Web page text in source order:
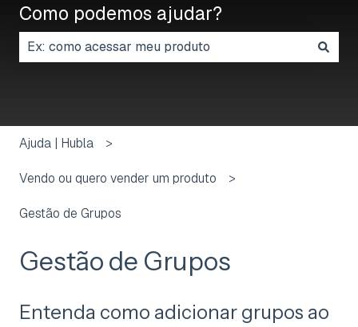
Como podemos ajudar?
Ajuda | Hubla
Vendo ou quero vender um produto
Gestão de Grupos
Gestão de Grupos
Entenda como adicionar grupos ao